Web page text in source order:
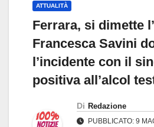
ATTUALITÀ
Ferrara, si dimette
Francesca Savini
l’incidente con il
positiva all’alcol
Di Redazione
PUBBLICATO: 9